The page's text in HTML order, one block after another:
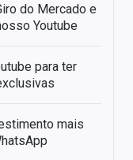
do Mercado e
Youtube
para ter
mais